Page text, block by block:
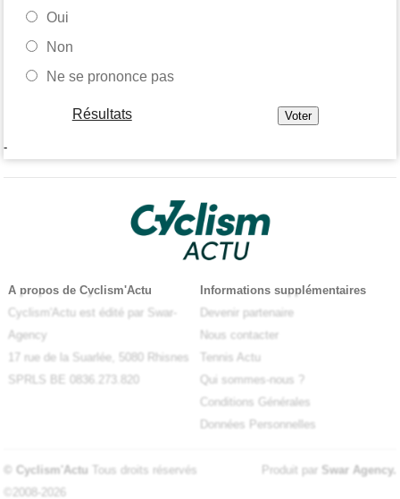
Oui
Non
Ne se prononce pas
Résultats
-
A propos de Cyclism'Actu
Cyclism'Actu est édité par Swar-
Agency
17 rue de la Suarlée, 5080 Rhisnes
SPRLS BE 0836.273.820
Informations supplémentaires
Devenir partenaire
Nous contacter
Tennis Actu
Qui sommes-nous ?
Conditions Générales
Données Personnelles
© Cyclism'Actu Tous droits réservés
©2008-2026
Produit par Swar Agency.